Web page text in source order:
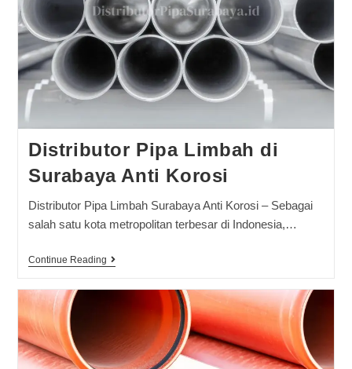
Distributor Pipa Limbah di
Surabaya Anti Korosi
Distributor Pipa Limbah Surabaya Anti Korosi – Sebagai
salah satu kota metropolitan terbesar di Indonesia,…
Continue Reading